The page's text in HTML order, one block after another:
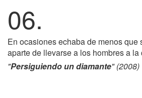
06.
En ocasiones echaba de menos que
aparte de llevarse a los hombres a la
"Persiguiendo un diamante" (2008)